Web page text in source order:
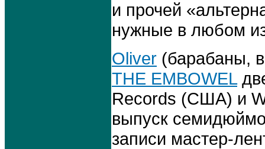
и прочей
нужные в любом
Oliver (барабаны,
THE EMBOWEL
Records (США) и
выпуск
записи мастер-